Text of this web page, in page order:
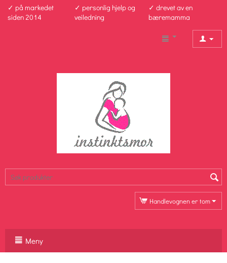
✓ på markedet
siden 2014
✓ personlig hjelp og
veiledning
✓ drevet av en
bæremamma
Handlevognen er tom
Meny